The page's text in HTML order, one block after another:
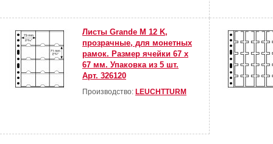
Листы Grande M 12 K,
прозрачные, для монетных
рамок. Размер ячейки 67 х
67 мм. Упаковка из 5 шт.
Арт. 326120
Производство: LEUCHTTURM